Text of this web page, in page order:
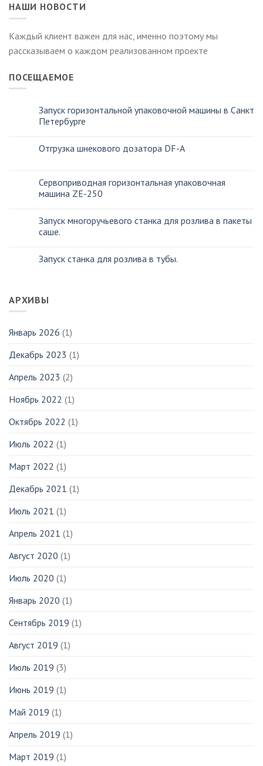
НАШИ НОВОСТИ
Каждый клиент важен для нас, именно поэтому мы
рассказываем о каждом реализованном проекте
ПОСЕЩАЕМОЕ
Запуск горизонтальной упаковочной машины в Санкт
Петербурге
Отгрузка шнекового дозатора DF-A
Сервоприводная горизонтальная упаковочная
машина ZE-250
Запуск многоручьевого станка для розлива в пакеты
саше.
Запуск станка для розлива в тубы.
АРХИВЫ
Январь 2026 (1)
Декабрь 2023 (1)
Апрель 2023 (2)
Ноябрь 2022 (1)
Октябрь 2022 (1)
Июль 2022 (1)
Март 2022 (1)
Декабрь 2021 (1)
Июль 2021 (1)
Апрель 2021 (1)
Август 2020 (1)
Июль 2020 (1)
Январь 2020 (1)
Сентябрь 2019 (1)
Август 2019 (1)
Июль 2019 (3)
Июнь 2019 (1)
Май 2019 (1)
Апрель 2019 (1)
Март 2019 (1)